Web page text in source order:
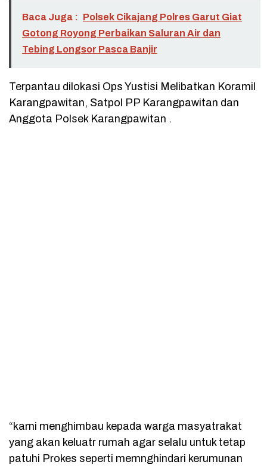
Baca Juga : Polsek Cikajang Polres Garut Giat
Gotong Royong Perbaikan Saluran Air dan
Tebing Longsor Pasca Banjir
Terpantau dilokasi Ops Yustisi Melibatkan Koramil
Karangpawitan, Satpol PP Karangpawitan dan
Anggota Polsek Karangpawitan .
“kami menghimbau kepada warga masyatrakat
yang akan keluatr rumah agar selalu untuk tetap
patuhi Prokes seperti memnghindari kerumunan